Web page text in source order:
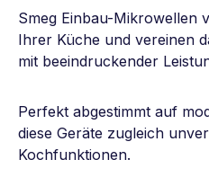
Smeg Einbau-Mikrowellen
Ihrer Küche und vereinen
mit beeindruckender
Perfekt abgestimmt auf
diese Geräte zugleich
Kochfunktionen.